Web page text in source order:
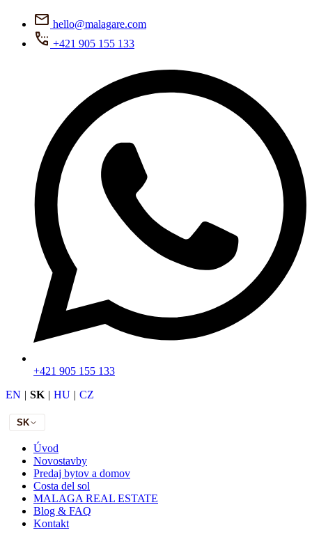
hello@malagare.com
+421 905 155 133
+421 905 155 133
EN | SK | HU | CZ
SK
Úvod
Novostavby
Predaj bytov a domov
Costa del sol
MALAGA REAL ESTATE
Blog & FAQ
Kontakt